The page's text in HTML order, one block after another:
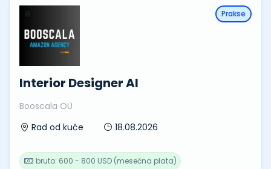
Prakse
Interior Designer AI
Booscala OÜ
Rad od kuće
18.08.2026
bruto: 600 - 800 USD (mesečna plata)